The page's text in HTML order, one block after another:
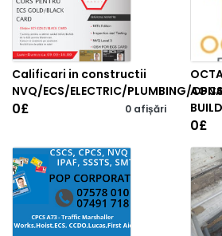
Calificari in constructii
NVQ/ECS/ELECTRIC/PLUMBING/
0£ 0 afișări
0£